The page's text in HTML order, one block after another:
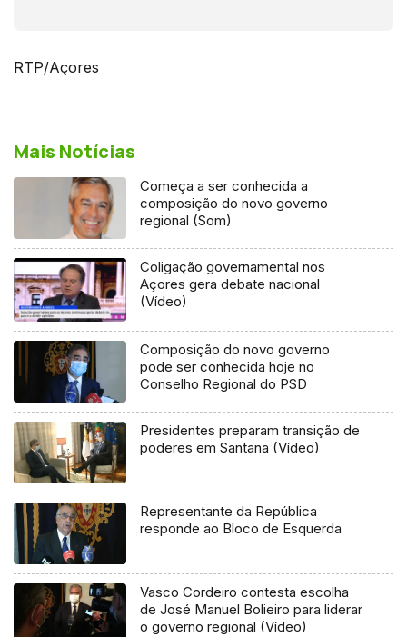
RTP/Açores
Mais Notícias
Começa a ser conhecida a
composição do novo governo
regional (Som)
Coligação governamental nos
Açores gera debate nacional
(Vídeo)
Composição do novo governo
pode ser conhecida hoje no
Conselho Regional do PSD
Presidentes preparam transição de
poderes em Santana (Vídeo)
Representante da República
responde ao Bloco de Esquerda
Vasco Cordeiro contesta escolha
de José Manuel Bolieiro para liderar
o governo regional (Vídeo)